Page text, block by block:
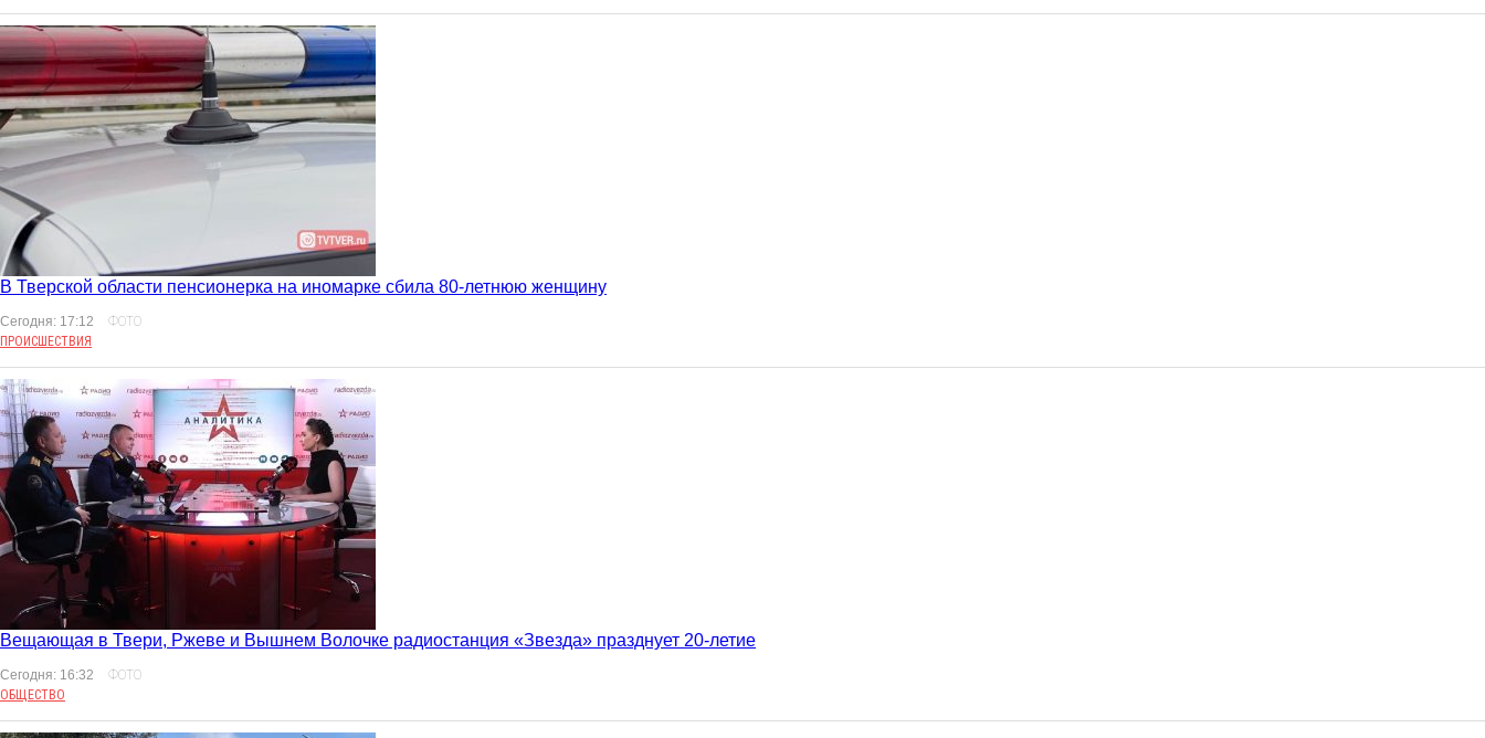
В Тверской области пенсионерка на иномарке сбила 80-летнюю женщину
Сегодня: 17:12
ФОТО
ПРОИСШЕСТВИЯ
Вещающая в Твери, Ржеве и Вышнем Волочке радиостанция «Звезда» празднует 20-летие
Сегодня: 16:32
ФОТО
ОБЩЕСТВО